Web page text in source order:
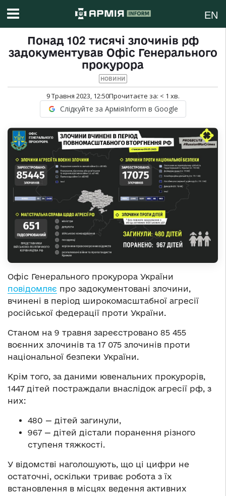
EN
Понад 102 тисячі злочинів рф
задокументував Офіс Генерального
прокурора
НОВИНИ
9 Травня 2023, 12:50Прочитаєте за: < 1 хв.
Слідкуйте за АрміяInform в Google
Офіс Генерального прокурора України
повідомляє про задокументовані злочини,
вчинені в період широкомасштабної агресії
російської федерації проти України.
Станом на 9 травня зареєстровано 85 455
воєнних злочинів та 17 075 злочинів проти
національної безпеки України.
Крім того, за даними ювенальних прокурорів,
1447 дітей постраждали внаслідок агресії рф, з
них:
480 — дітей загинули,
967 — дітей дістали поранення різного
ступеня тяжкості.
У відомстві наголошують, що ці цифри не
остаточні, оскільки триває робота з їх
встановлення в місцях ведення активних